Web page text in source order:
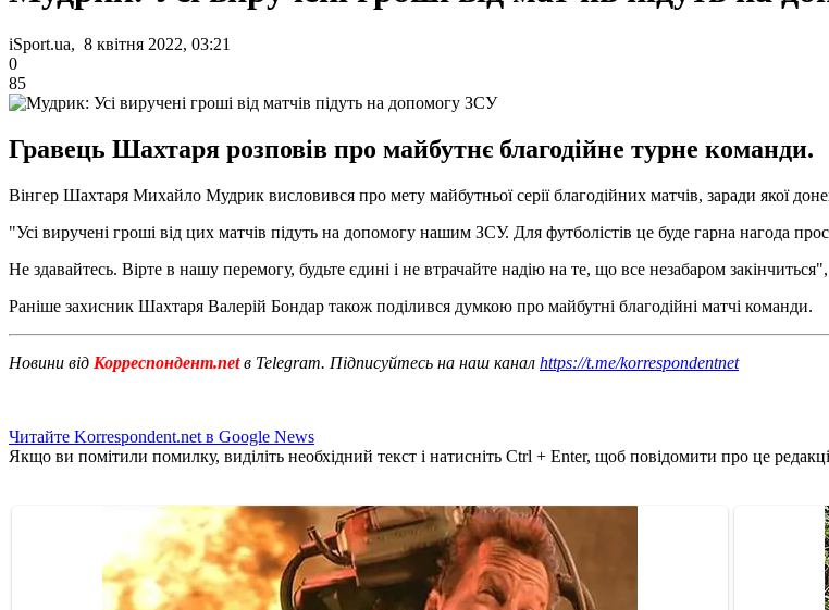
iSport.ua, 8 квітня 2022, 03:21
0
85
Гравець Шахтаря розповів про майбутнє благодійне турне команди.
Вінгер Шахтаря Михайло Мудрик висловився про мету майбутньої серії благодійних матчів, заради якої
"Усі виручені гроші від цих матчів підуть на допомогу нашим ЗСУ. Для футболістів це буде гарна нагода
Не здавайтесь. Вірте в нашу перемогу, будьте єдині і не втрачайте надію на те, що все незабаром
Раніше захисник Шахтаря Валерій Бондар також поділився думкою про майбутні благодійні матчі команди.
Новини від Корреспондент.netв Telegram. Підписуйтесь на наш канал https://t.me/korrespondentnet
Читайте Korrespondent.net в Google News
Якщо ви помітили помилку, виділіть необхідний текст і натисніть Ctrl + Enter, щоб повідомити про це